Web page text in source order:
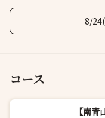
8/
コース
【南